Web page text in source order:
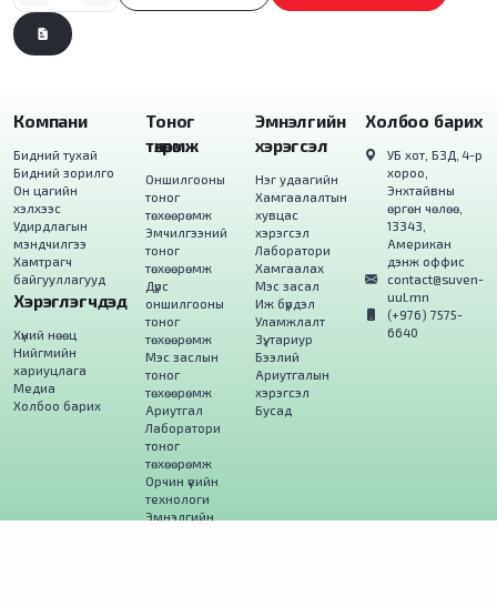
Компани
Бидний тухай
Бидний зорилго
Он цагийн
хэлхээс
Удирдлагын
мэндчилгээ
Хамтрагч
байгууллагууд
Хэрэглэгчдэд
Хүний нөөц
Нийгмийн
хариуцлага
Медиа
Холбоо барих
Тоног
төхөөрөмж
Оншилгооны
тоног
төхөөрөмж
Эмчилгээний
тоног
төхөөрөмж
Дүрс
оншилгооны
тоног
төхөөрөмж
Мэс заслын
тоног
төхөөрөмж
Ариутгал
Лаборатори
тоног
төхөөрөмж
Орчин үеийн
технологи
Эмнэлгийн
Эмнэлгийн
хэрэгсэл
Нэг удаагийн
Хамгаалалтын
хувцас
хэрэгсэл
Лаборатори
Хамгаалах
Мэс засал
Иж бүрдэл
Уламжлалт
Зүү, тариур
Бээлий
Ариутгалын
хэрэгсэл
Бусад
Холбоо барих
УБ хот, БЗД, 4-р
хороо,
Энхтайвны
өргөн чөлөө,
13343,
Американ
дэнж оффис
contact@suven-
uul.mn
(+976) 7575-
6640